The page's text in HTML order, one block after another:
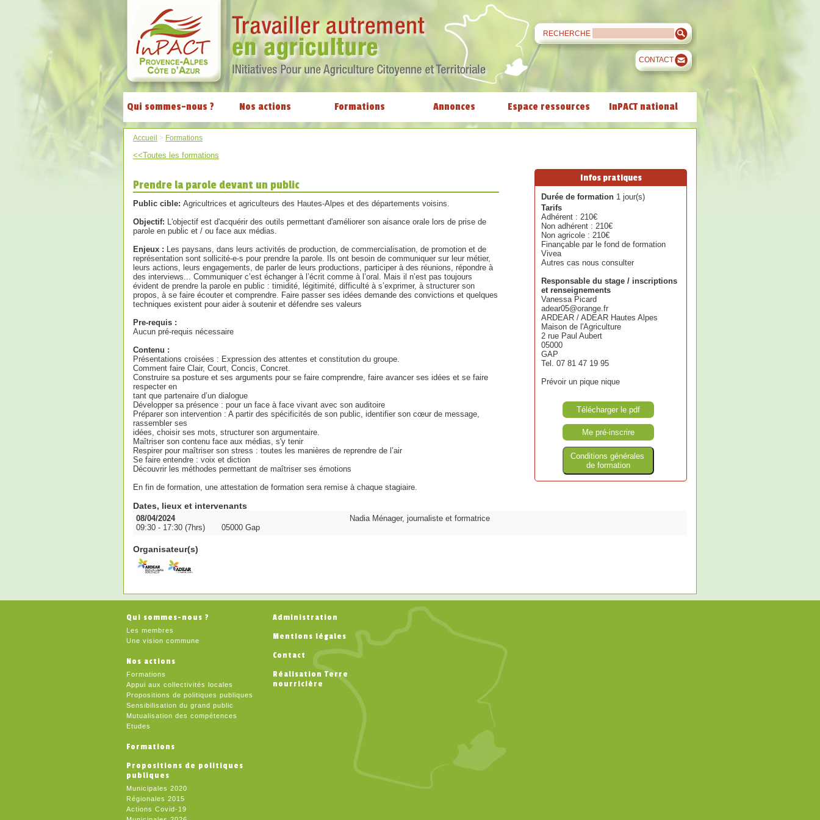
RECHERCHE
CONTACT
Qui sommes-nous ? Nos actions Formations Annonces Espace ressources InPACT national
Accueil > Formations
<<Toutes les formations
Prendre la parole devant un public
Public cible: Agricultrices et agriculteurs des Hautes-Alpes et des départements voisins.
Objectif: L'objectif est d'acquérir des outils permettant d'améliorer son aisance orale lors de prise de
parole en public et / ou face aux médias.
Enjeux : Les paysans, dans leurs activités de production, de commercialisation, de promotion et de
représentation sont sollicité-e-s pour prendre la parole. Ils ont besoin de communiquer sur leur métier,
leurs actions, leurs engagements, de parler de leurs productions, participer à des réunions, répondre à
des interviews... Communiquer c’est échanger à l’écrit comme à l’oral. Mais il n’est pas toujours
évident de prendre la parole en public : timidité, légitimité, difficulté à s’exprimer, à structurer son
propos, à se faire écouter et comprendre. Faire passer ses idées demande des convictions et quelques
techniques existent pour aider à soutenir et défendre ses valeurs
Pre-requis :
Aucun pré-requis nécessaire
Contenu :
Présentations croisées : Expression des attentes et constitution du groupe.
Comment faire Clair, Court, Concis, Concret.
Construire sa posture et ses arguments pour se faire comprendre, faire avancer ses idées et se faire
respecter en
tant que partenaire d’un dialogue
Développer sa présence : pour un face à face vivant avec son auditoire
Préparer son intervention : A partir des spécificités de son public, identifier son cœur de message,
rassembler ses
idées, choisir ses mots, structurer son argumentaire.
Maîtriser son contenu face aux médias, s'y tenir
Respirer pour maîtriser son stress : toutes les manières de reprendre de l’air
Se faire entendre : voix et diction
Découvrir les méthodes permettant de maîtriser ses émotions
En fin de formation, une attestation de formation sera remise à chaque stagiaire.
Infos pratiques
Durée de formation 1 jour(s)
Tarifs
Adhérent : 210€
Non adhérent : 210€
Non agricole : 210€
Finançable par le fond de formation
Vivea
Autres cas nous consulter
Responsable du stage / inscriptions
et renseignements
Vanessa Picard
adear05@orange.fr
ARDEAR / ADEAR Hautes Alpes
Maison de l'Agriculture
2 rue Paul Aubert
05000
GAP
Tel. 07 81 47 19 95
Prévoir un pique nique
Télécharger le pdf
Me pré-inscrire
Conditions générales
de formation
Dates, lieux et intervenants
08/04/2024
09:30 - 17:30 (7hrs)
05000 Gap
Nadia Ménager, journaliste et formatrice
Organisateur(s)
Qui sommes-nous ?
Les membres
Une vision commune
Nos actions
Formations
Appui aux collectivités locales
Propositions de politiques publiques
Sensibilisation du grand public
Mutualisation des compétences
Etudes
Formations
Propositions de politiques
publiques
Municipales 2020
Régionales 2015
Actions Covid-19
Administration
Mentions légales
Contact
Réalisation Terre
nourricière